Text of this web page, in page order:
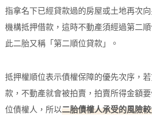
指拿名下已經貸款過的房屋或土地再次
機構抵押借款，這時不動產須經過第二
此二胎又稱「第二順位貸款」。
抵押權順位表示債權保障的優先次序，
款，不動產就會被拍賣，拍賣所得金額
位債權人，所以二胎債權人承受的風險